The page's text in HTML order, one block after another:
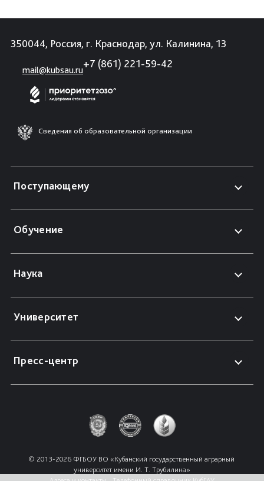
350044, Россия, г. Краснодар, ул. Калинина, 13
mail@kubsau.ru
+7 (861) 221-59-42
Сведения об образовательной организации
Поступающему
Обучение
Наука
Университет
Пресс-центр
© 2013-2026 ФГБОУ ВО «Кубанский государственный аграрный
университет имени И. Т. Трубилина»